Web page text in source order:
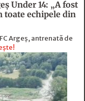
Under 14: „A fost
toate echipele din
Argeș, antrenată de